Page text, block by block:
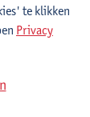
deel
te klikken
Privacy